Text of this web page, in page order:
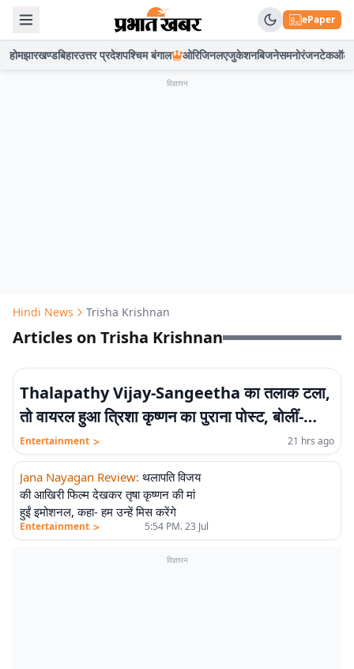
ePaper
होमझारखण्डबिहारउत्तर प्रदेशपश्चिम बंगाल ओरिजिनलएजुकेशनबिजनेसमनोरंजनटेकऑटो
विज्ञापन
Hindi News Trisha Krishnan
Articles on Trisha Krishnan
Thalapathy Vijay-Sangeetha का तलाक टला,
तो वायरल हुआ त्रिशा कृष्णन का पुराना पोस्ट, बोलीं-
बेफिक्र रहना एक चॉइस है
Entertainment > 21 hrs ago
Jana Nayagan Review: थलापति विजय
की आखिरी फिल्म देखकर तृषा कृष्णन की मां
हुईं इमोशनल, कहा- हम उन्हें मिस करेंगे
Entertainment > 5:54 PM. 23 Jul
विज्ञापन